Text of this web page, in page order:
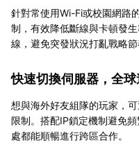
針對常使用Wi-Fi或校園網路
制，有效降低斷線與卡頓發
線，避免突發狀況打亂戰略節
快速切換伺服器，全
想與海外好友組隊的玩家，
限制。搭配IP鎖定機制避免
處都能順暢進行跨區合作。